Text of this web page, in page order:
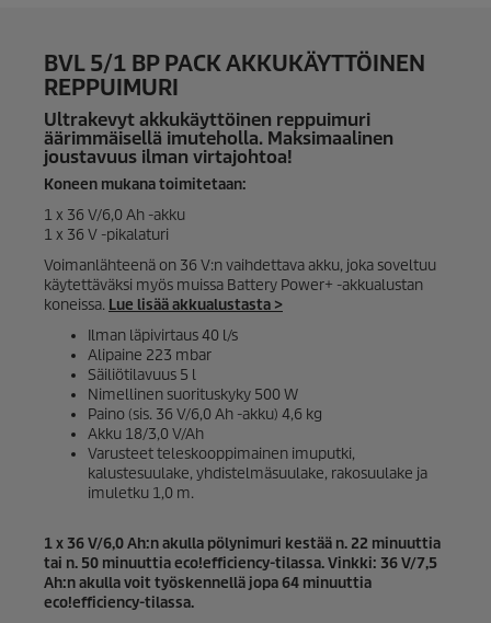
BVL 5/1 BP PACK AKKUKÄYTTÖINEN
REPPUIMURI
Ultrakevyt akkukäyttöinen reppuimuri
äärimmäisellä imuteholla. Maksimaalinen
joustavuus ilman virtajohtoa!
Koneen mukana toimitetaan:
1 x 36 V/6,0 Ah -akku
1 x 36 V -pikalaturi
Voimanlähteenä on 36 V:n vaihdettava akku, joka soveltuu
käytettäväksi myös muissa Battery Power+ -akkualustan
koneissa. Lue lisää akkualustasta >
Ilman läpivirtaus 40 l/s
Alipaine 223 mbar
Säiliötilavuus 5 l
Nimellinen suorituskyky 500 W
Paino (sis. 36 V/6,0 Ah -akku) 4,6 kg
Akku 18/3,0 V/Ah
Varusteet teleskooppimainen imuputki,
kalustesuulake, yhdistelmäsuulake, rakosuulake ja
imuletku 1,0 m.
1 x 36 V/6,0 Ah:n akulla pölynimuri kestää n. 22 minuuttia
tai n. 50 minuuttiaeco!efficiency-tilassa. Vinkki: 36 V/7,5
Ah:n akulla voit työskennellä jopa 64 minuuttia
eco!efficiency-tilassa.